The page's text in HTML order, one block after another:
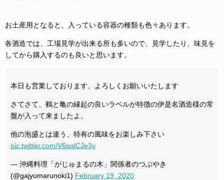
お土産用となると、入っている容器の種類も色々あります。
各酒造では、工場見学が出来る所も多いので、見学したり、味見を
してから購入するのも良いと思います。
本日も営業しております、よろしくお願いいたします
さてさて、鶴と亀の縁起の良いラベルが特徴の伊是名酒造様の常
盤が入って来ましたよ。
他の泡盛とは違う、特有の風味をお楽しみ下さい
pic.twitter.com/V6pqlCJe3y
— 沖縄料理「がじゅまるの木」関係者のつぶやき
(@gajyumarunoki1) February 19, 2020